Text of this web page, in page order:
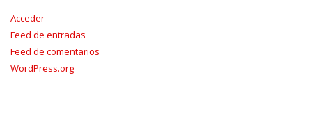
Acceder
Feed de entradas
Feed de comentarios
WordPress.org